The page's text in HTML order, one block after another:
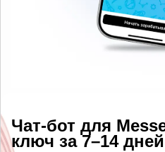
Чат-бот для
ключ за 7–14 дней